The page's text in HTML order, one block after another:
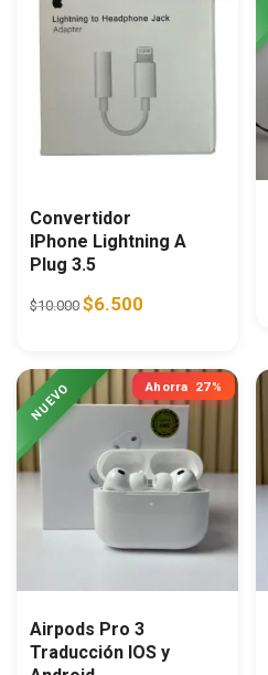
Convertidor
IPhone Lightning A
Plug 3.5
$10.000 Original price was: $10.000.
$6.500
Ahorra 27%
Airpods Pro 3
Traducción IOS y